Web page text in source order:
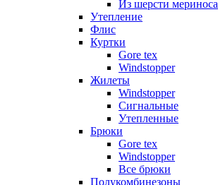
Из шерсти мериноса
Утепление
Флис
Куртки
Gore tex
Windstopper
Жилеты
Windstopper
Сигнальные
Утепленные
Брюки
Gore tex
Windstopper
Все брюки
Полукомбинезоны